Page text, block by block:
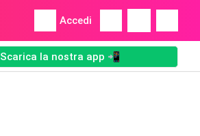
Accedi
Scarica la nostra app 📲